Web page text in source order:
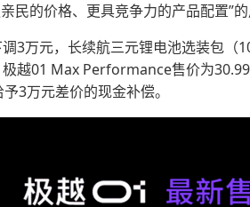
民的价格、更具竞争力的产品配置”
3万元，长续航三元锂电池选装包
越01 Max Performance售价为
3万元差价的现金补偿。